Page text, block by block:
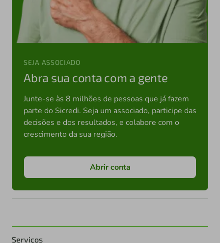
SEJA ASSOCIADO
Abra sua conta com a gente
Junte-se às 8 milhões de pessoas que já fazem
parte do Sicredi. Seja um associado, participe das
decisões e dos resultados, e colabore com o
crescimento da sua região.
Abrir conta
Serviços